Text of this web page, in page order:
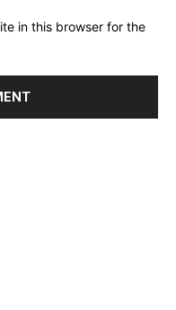
in this browser for the